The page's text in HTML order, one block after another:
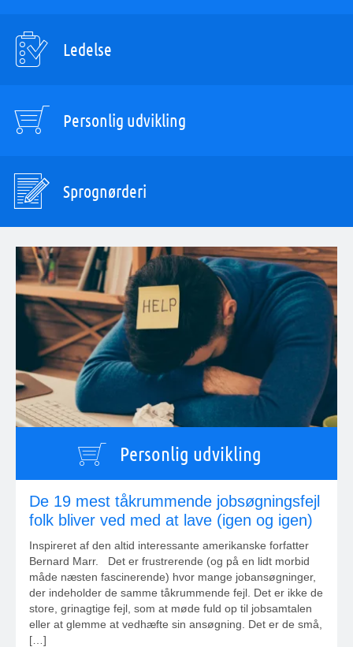
Ledelse
Personlig udvikling
Sprognørderi
Personlig udvikling
De 19 mest tåkrummende jobsøgningsfejl
folk bliver ved med at lave (igen og igen)
Inspireret af den altid interessante amerikanske forfatter
Bernard Marr. Det er frustrerende (og på en lidt morbid
måde næsten fascinerende) hvor mange jobansøgninger,
der indeholder de samme tåkrummende fejl. Det er ikke de
store, grinagtige fejl, som at møde fuld op til jobsamtalen
eller at glemme at vedhæfte sin ansøgning. Det er de små,
[…]